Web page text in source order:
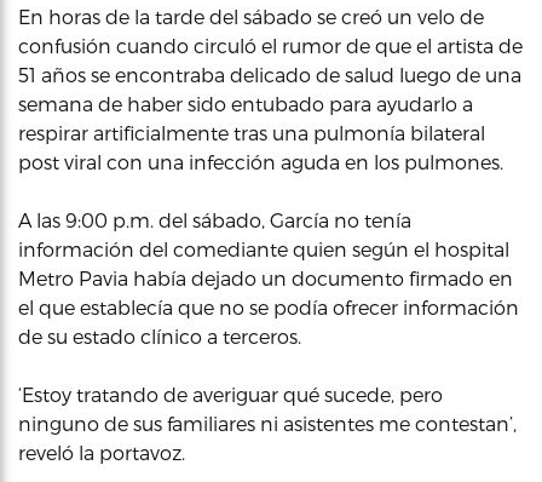
En horas de la tarde del sábado se creó un velo de
confusión cuando circuló el rumor de que el artista de
51 años se encontraba delicado de salud luego de una
semana de haber sido entubado para ayudarlo a
respirar artificialmente tras una pulmonía bilateral
post viral con una infección aguda en los pulmones.
A las 9:00 p.m. del sábado, García no tenía
información del comediante quien según el hospital
Metro Pavia había dejado un documento firmado en
el que establecía que no se podía ofrecer información
de su estado clínico a terceros.
‘Estoy tratando de averiguar qué sucede, pero
ninguno de sus familiares ni asistentes me contestan’,
reveló la portavoz.